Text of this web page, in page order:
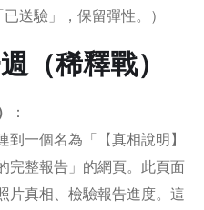
送驗」，保留彈性。）
（稀釋戰）
：
一個名為「【真相說明】
完整報告」的網頁。此頁面
片真相、檢驗報告進度。這